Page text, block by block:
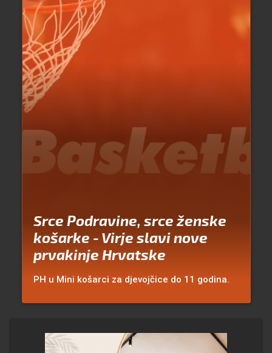
Srce Podravine, srce ženske
košarke - Virje slavi nove
prvakinje Hrvatske
PH u Mini košarci za djevojčice do 11 godina.